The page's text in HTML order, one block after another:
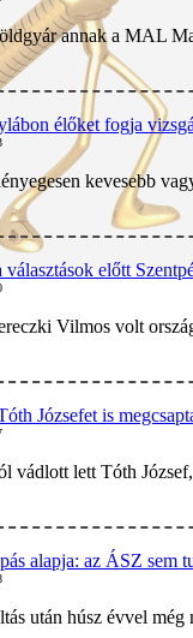
annak a MAL
élőket fogja
kevesebb
előtt
Vilmos volt
Józsefet is
vádlott lett Tóth
alapja: az ÁSZ sem
után húsz évvel